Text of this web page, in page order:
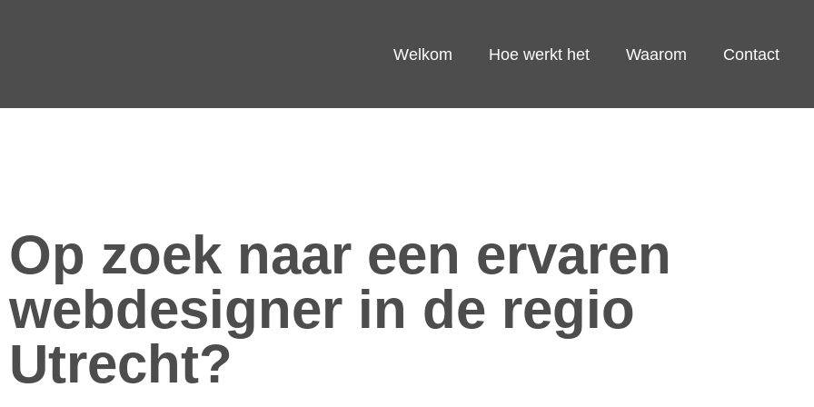
Welkom Hoe werkt het Waarom Contact
Op zoek naar een ervaren
webdesigner in de regio
Utrecht?